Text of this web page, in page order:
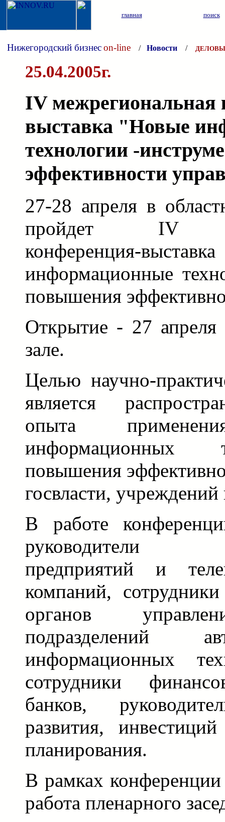
главная поиск
Нижегородский бизнесon-line / Новости /
25.04.2005г.
IV межрегиональная
выставка "Новые
технологии -
эффективности
27-28 апреля в
пройдет IV
конференция-
информационные
повышения
Открытие - 27
зале.
Целью научно-
является
опыта
информационных
повышения
госвласти,
В работе
руководители
предприятий и
компаний,
органов
подразделений
информационных
сотрудники
банков,
развития,
планирования.
В рамках конференции
работа пленарного